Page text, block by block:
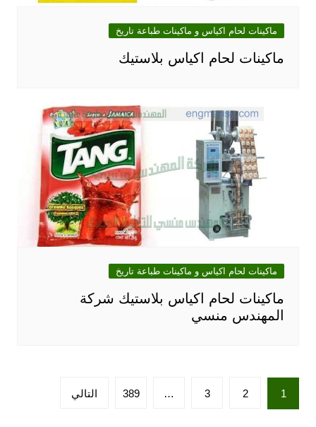
ماكينات لحام اكياس و ماكينات طباعة تاريخ
ماكينات لحام اكياس بلاستيك‎
ماكينات لحام اكياس و ماكينات طباعة تاريخ
ماكينات لحام اكياس بلاستيك شركة
المهندس منسي
تعدد
صفحات
1
2
3
…
389 التالي